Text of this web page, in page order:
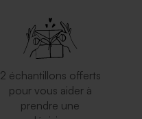
2 échantillons offerts
pour vous aider à
prendre une